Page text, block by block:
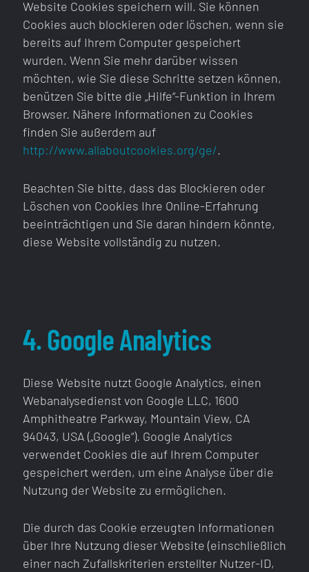
Website Cookies speichern will. Sie können
Cookies auch blockieren oder löschen, wenn sie
bereits auf Ihrem Computer gespeichert
wurden. Wenn Sie mehr darüber wissen
möchten, wie Sie diese Schritte setzen können,
benützen Sie bitte die „Hilfe“-Funktion in Ihrem
Browser. Nähere Informationen zu Cookies
finden Sie außerdem auf
http://www.allaboutcookies.org/ge/.
Beachten Sie bitte, dass das Blockieren oder
Löschen von Cookies Ihre Online-Erfahrung
beeinträchtigen und Sie daran hindern könnte,
diese Website vollständig zu nutzen.
4. Google Analytics
Diese Website nutzt Google Analytics, einen
Webanalysedienst von Google LLC, 1600
Amphitheatre Parkway, Mountain View, CA
94043, USA („Google“). Google Analytics
verwendet Cookies die auf Ihrem Computer
gespeichert werden, um eine Analyse über die
Nutzung der Website zu ermöglichen.
Die durch das Cookie erzeugten Informationen
über Ihre Nutzung dieser Website (einschließlich
einer nach Zufallskriterien erstellter Nutzer-ID,